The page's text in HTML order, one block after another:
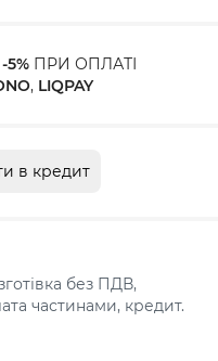
-5% ПРИ ОПЛАТІ
, LIQPAY
в кредит
без ПДВ,
частинами, кредит.